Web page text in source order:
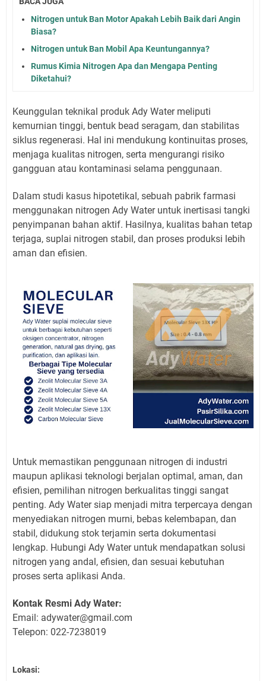
Nitrogen untuk Ban Motor Apakah Lebih Baik dari Angin
Biasa?
Nitrogen untuk Ban Mobil Apa Keuntungannya?
Rumus Kimia Nitrogen Apa dan Mengapa Penting
Diketahui?
Keunggulan teknikal produk Ady Water meliputi
kemurnian tinggi, bentuk bead seragam, dan stabilitas
siklus regenerasi. Hal ini mendukung kontinuitas proses,
menjaga kualitas nitrogen, serta mengurangi risiko
gangguan atau kontaminasi selama penggunaan.
Dalam studi kasus hipotetikal, sebuah pabrik farmasi
menggunakan nitrogen Ady Water untuk inertisasi tangki
penyimpanan bahan aktif. Hasilnya, kualitas bahan tetap
terjaga, suplai nitrogen stabil, dan proses produksi lebih
aman dan efisien.
Untuk memastikan penggunaan nitrogen di industri
maupun aplikasi teknologi berjalan optimal, aman, dan
efisien, pemilihan nitrogen berkualitas tinggi sangat
penting. Ady Water siap menjadi mitra terpercaya dengan
menyediakan nitrogen murni, bebas kelembapan, dan
stabil, didukung stok terjamin serta dokumentasi
lengkap. Hubungi Ady Water untuk mendapatkan solusi
nitrogen yang andal, efisien, dan sesuai kebutuhan
proses serta aplikasi Anda.
Kontak Resmi Ady Water:
Email: adywater@gmail.com
Telepon: 022-7238019
Lokasi: